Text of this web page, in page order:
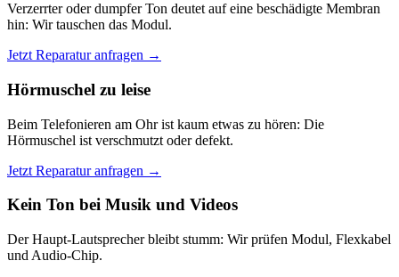
Verzerrter oder dumpfer Ton deutet auf eine beschädigte Membran
hin: Wir tauschen das Modul.
Jetzt Reparatur anfragen →
Hörmuschel zu leise
Beim Telefonieren am Ohr ist kaum etwas zu hören: Die
Hörmuschel ist verschmutzt oder defekt.
Jetzt Reparatur anfragen →
Kein Ton bei Musik und Videos
Der Haupt-Lautsprecher bleibt stumm: Wir prüfen Modul, Flexkabel
und Audio-Chip.